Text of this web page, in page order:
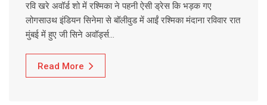
रवि खरे अवॉर्ड शो में रश्मिका ने पहनी ऐसी ड्रेस कि भड़क गए
लोगसाउथ इंडियन सिनेमा से बॉलीवुड में आईं रश्मिका मंदाना रविवार रात
मुंबई में हुए जी सिने अवॉर्ड्स…
Read More